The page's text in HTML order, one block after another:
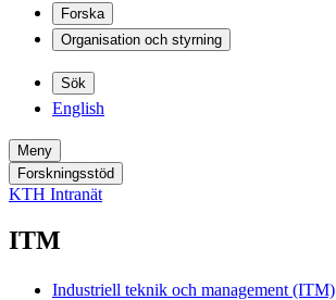
Forska
Organisation och styrning
Sök
English
Meny
Forskningsstöd
KTH Intranät
ITM
Industriell teknik och management (ITM)